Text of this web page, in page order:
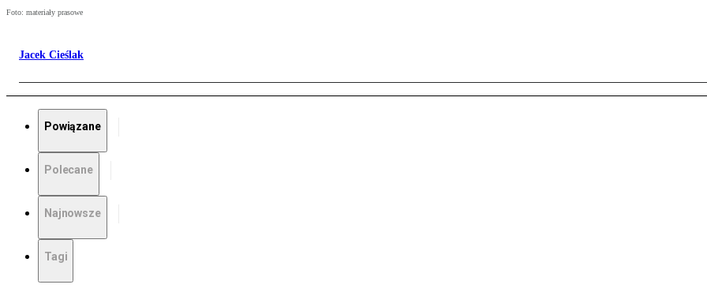
Foto: materiały prasowe
Jacek Cieślak
Powiązane
Polecane
Najnowsze
Tagi